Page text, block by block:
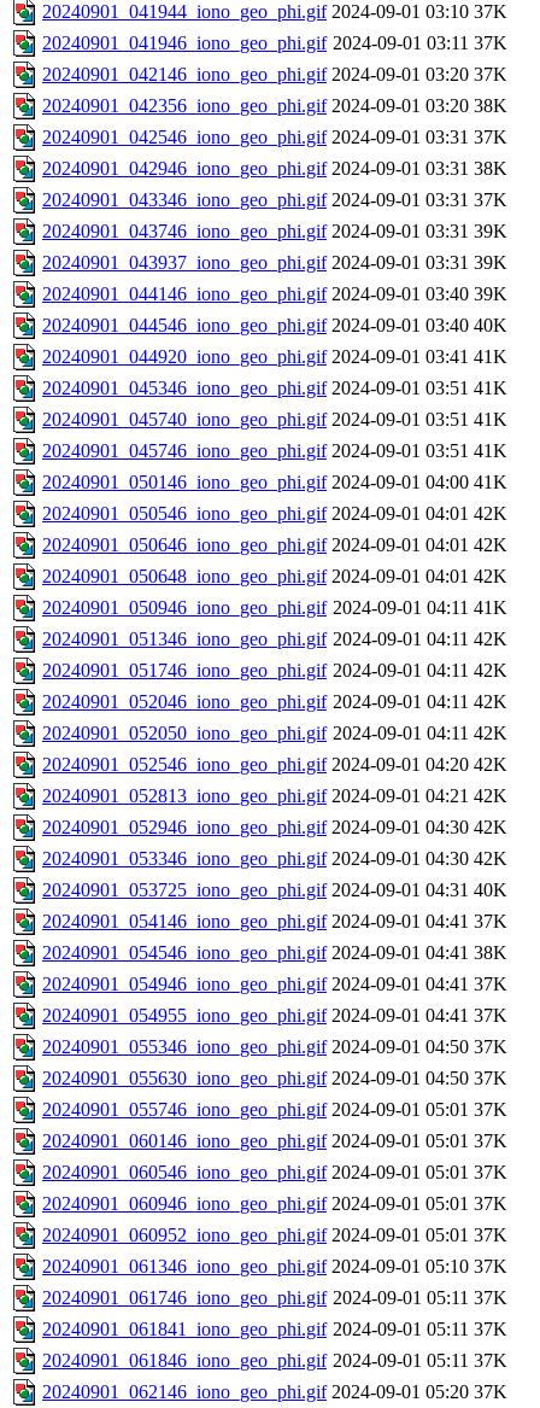
20240901_041944_iono_geo_phi.gif 2024-09-01 03:10 37K
20240901_041946_iono_geo_phi.gif 2024-09-01 03:11 37K
20240901_042146_iono_geo_phi.gif 2024-09-01 03:20 37K
20240901_042356_iono_geo_phi.gif 2024-09-01 03:20 38K
20240901_042546_iono_geo_phi.gif 2024-09-01 03:31 37K
20240901_042946_iono_geo_phi.gif 2024-09-01 03:31 38K
20240901_043346_iono_geo_phi.gif 2024-09-01 03:31 37K
20240901_043746_iono_geo_phi.gif 2024-09-01 03:31 39K
20240901_043937_iono_geo_phi.gif 2024-09-01 03:31 39K
20240901_044146_iono_geo_phi.gif 2024-09-01 03:40 39K
20240901_044546_iono_geo_phi.gif 2024-09-01 03:40 40K
20240901_044920_iono_geo_phi.gif 2024-09-01 03:41 41K
20240901_045346_iono_geo_phi.gif 2024-09-01 03:51 41K
20240901_045740_iono_geo_phi.gif 2024-09-01 03:51 41K
20240901_045746_iono_geo_phi.gif 2024-09-01 03:51 41K
20240901_050146_iono_geo_phi.gif 2024-09-01 04:00 41K
20240901_050546_iono_geo_phi.gif 2024-09-01 04:01 42K
20240901_050646_iono_geo_phi.gif 2024-09-01 04:01 42K
20240901_050648_iono_geo_phi.gif 2024-09-01 04:01 42K
20240901_050946_iono_geo_phi.gif 2024-09-01 04:11 41K
20240901_051346_iono_geo_phi.gif 2024-09-01 04:11 42K
20240901_051746_iono_geo_phi.gif 2024-09-01 04:11 42K
20240901_052046_iono_geo_phi.gif 2024-09-01 04:11 42K
20240901_052050_iono_geo_phi.gif 2024-09-01 04:11 42K
20240901_052546_iono_geo_phi.gif 2024-09-01 04:20 42K
20240901_052813_iono_geo_phi.gif 2024-09-01 04:21 42K
20240901_052946_iono_geo_phi.gif 2024-09-01 04:30 42K
20240901_053346_iono_geo_phi.gif 2024-09-01 04:30 42K
20240901_053725_iono_geo_phi.gif 2024-09-01 04:31 40K
20240901_054146_iono_geo_phi.gif 2024-09-01 04:41 37K
20240901_054546_iono_geo_phi.gif 2024-09-01 04:41 38K
20240901_054946_iono_geo_phi.gif 2024-09-01 04:41 37K
20240901_054955_iono_geo_phi.gif 2024-09-01 04:41 37K
20240901_055346_iono_geo_phi.gif 2024-09-01 04:50 37K
20240901_055630_iono_geo_phi.gif 2024-09-01 04:50 37K
20240901_055746_iono_geo_phi.gif 2024-09-01 05:01 37K
20240901_060146_iono_geo_phi.gif 2024-09-01 05:01 37K
20240901_060546_iono_geo_phi.gif 2024-09-01 05:01 37K
20240901_060946_iono_geo_phi.gif 2024-09-01 05:01 37K
20240901_060952_iono_geo_phi.gif 2024-09-01 05:01 37K
20240901_061346_iono_geo_phi.gif 2024-09-01 05:10 37K
20240901_061746_iono_geo_phi.gif 2024-09-01 05:11 37K
20240901_061841_iono_geo_phi.gif 2024-09-01 05:11 37K
20240901_061846_iono_geo_phi.gif 2024-09-01 05:11 37K
20240901_062146_iono_geo_phi.gif 2024-09-01 05:20 37K